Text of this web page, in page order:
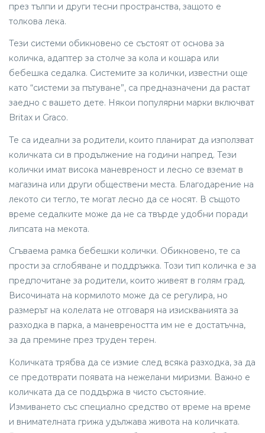
през тълпи и други тесни пространства, защото е
толкова лека.
Тези системи обикновено се състоят от основа за
количка, адаптер за столче за кола и кошара или
бебешка седалка. Системите за колички, известни още
като “системи за пътуване”, са предназначени да растат
заедно с вашето дете. Някои популярни марки включват
Britax и Graco.
Те са идеални за родители, които планират да използват
количката си в продължение на години напред. Тези
колички имат висока маневреност и лесно се вземат в
магазина или други обществени места. Благодарение на
лекото си тегло, те могат лесно да се носят. В същото
време седалките може да не са твърде удобни поради
липсата на мекота.
Сгъваема рамка бебешки колички. Обикновено, те са
прости за сглобяване и поддръжка. Този тип количка е за
предпочитане за родители, които живеят в голям град.
Височината на кормилото може да се регулира, но
размерът на колелата не отговаря на изискванията за
разходка в парка, а маневреността им не е достатъчна,
за да премине през труден терен.
Количката трябва да се измие след всяка разходка, за да
се предотврати появата на нежелани миризми. Важно е
количката да се поддържа в чисто състояние.
Измиването със специално средство от време на време
и внимателната грижа удължава живота на количката.